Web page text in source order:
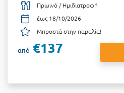
Πρωινό / Ημιδιατροφή
έως 18/10/2026
Μπροστά στην παραλία!
από €137